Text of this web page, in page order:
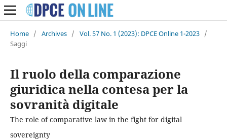
Home / Archives / Vol. 57 No. 1 (2023): DPCE Online 1-2023 /
Saggi
Il ruolo della comparazione
giuridica nella contesa per la
sovranità digitale
The role of comparative law in the fight for digital
sovereignty